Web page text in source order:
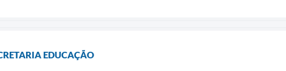
EDUCAÇÃO